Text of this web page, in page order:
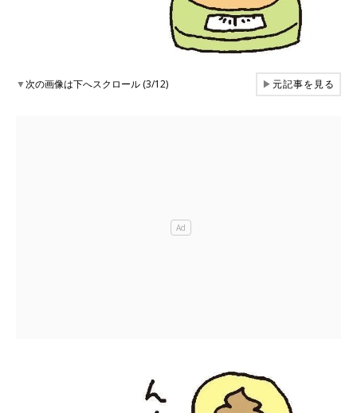
▼次の画像は下へスクロール (3/12) ▶元記事を見る